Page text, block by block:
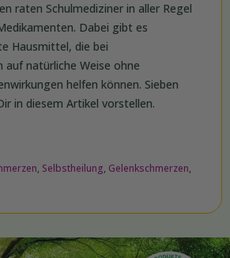
raten Schulmediziner in aller Regel
Dabei gibt es
Hausmittel, die bei
auf natürliche Weise ohne
helfen können. Sieben
in diesem Artikel vorstellen.
, Selbstheilung, Gelenkschmerzen,